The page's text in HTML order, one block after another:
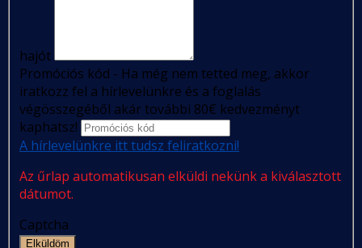
hajót
Promóciós kód - Ha még nem tetted meg, akkor
iratkozz fel a hírlevelünkre és a foglalás
végösszegéből akár további 80€ kedvezményt
kaphatsz!
A hírlevelünkre itt tudsz feliratkozni!
Az űrlap automatikusan elküldi nekünk a kiválasztott
dátumot.
Captcha
Elküldöm